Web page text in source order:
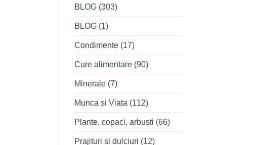
BLOG(303)
BLOG(1)
Condimente(17)
Cure alimentare(90)
Minerale(7)
Munca si Viata (112)
Plante, copaci, arbusti (66)
Prajituri si dulciuri (12)